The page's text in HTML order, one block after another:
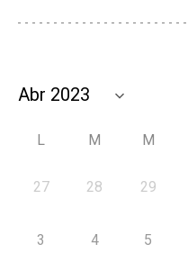
L M M
27 28 29
3 4 5